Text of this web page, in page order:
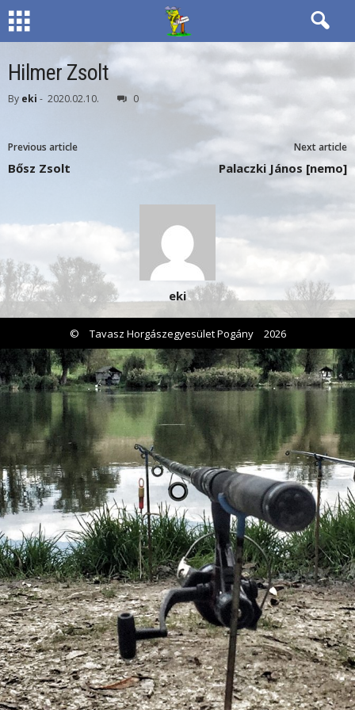
Hilmer Zsolt
By eki - 2020.02.10. 0
Previous article
Bősz Zsolt
Next article
Palaczki János [nemo]
eki
© Tavasz Horgászegyesület Pogány 2026